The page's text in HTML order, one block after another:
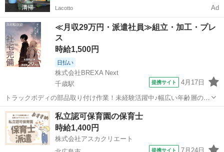
Lacotto Ad
≪月収29万円・派遣社員≫組立・加工・プレ
ス
時給1,500円
日払い
株式会社BREXA Next
千歳駅
提携サイト 4月17日
トラックボディの部品取り付け作業！未経験活躍中♪幅広い年齢層の男
性活躍中！ワンルーム寮完備！日払い制度あり！働きやすい日勤＆土
日祝休み！マイカー通勤可！工場見学あり◎《北海道北広島市》 人気
の工場のお仕事 ◇トラック用部品...
北海道 北広島市 千歳駅 その他
私立認可保育園の保育士
時給1,400円
株式会社アスカクリエート
提携サイト 7月24日